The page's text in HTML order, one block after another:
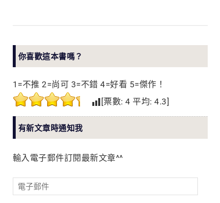
你喜歡這本書嗎？
1=不推 2=尚可 3=不錯 4=好看 5=傑作！
[票數: 4 平均: 4.3]
有新文章時通知我
輸入電子郵件訂閱最新文章^^
電
子